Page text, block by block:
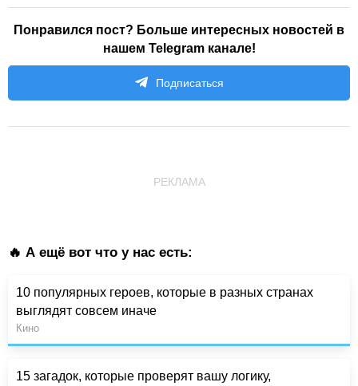
Понравился пост? Больше интересных новостей в
нашем Telegram канале!
Подписаться
РЕКЛАМА
🔥 А ещё вот что у нас есть:
10 популярных героев, которые в разных странах
выглядят совсем иначе
Кино
15 загадок, которые проверят вашу логику,